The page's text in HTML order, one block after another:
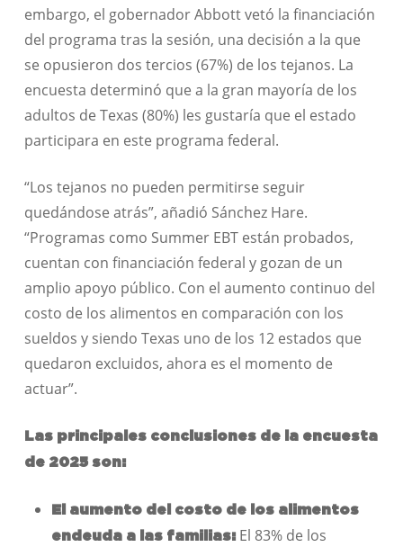
embargo, el gobernador Abbott vetó la financiación
del programa tras la sesión, una decisión a la que
se opusieron dos tercios (67%) de los tejanos. La
encuesta determinó que a la gran mayoría de los
adultos de Texas (80%) les gustaría que el estado
participara en este programa federal.
“Los tejanos no pueden permitirse seguir
quedándose atrás”, añadió Sánchez Hare.
“Programas como Summer EBT están probados,
cuentan con financiación federal y gozan de un
amplio apoyo público. Con el aumento continuo del
costo de los alimentos en comparación con los
sueldos y siendo Texas uno de los 12 estados que
quedaron excluidos, ahora es el momento de
actuar”.
Las principales conclusiones de la encuesta
de 2025 son:
El aumento del costo de los alimentos
endeuda a las familias:El 83% de los